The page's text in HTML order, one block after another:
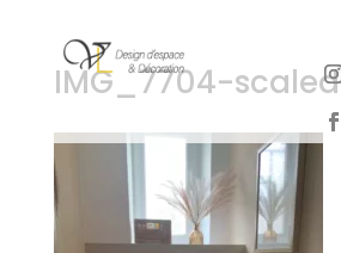
IMG_7704-scaled